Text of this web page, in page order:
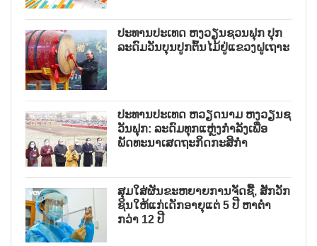
ປະທານປະເທດ ຫງວຽນຊວນຟຸກ ປຸກ
ລະດົມວັນບຸນປູກຕົ້ນໄມ້ຢູ່ແຂວງຝູເຖາະ
ປະທານປະເທດ ຫວຽດນາມ ຫງວຽນຊ
ວັນຟຸກ: ລະດົມທຸກແຫຼ່ງກຳລັງເພື່ອ
ພັດທະນາເສດຖະກິດກະສິກຳ
ສຸມໃສ່ຜັນຂະຫຍາຍການຈັດຊື້, ສັກວັກ
ຊິນໃຫ້ແກ່ເດັກອາຍຸແຕ່ 5 ປີ ຫາຕ່ຳ
ກວ່າ 12 ປີ